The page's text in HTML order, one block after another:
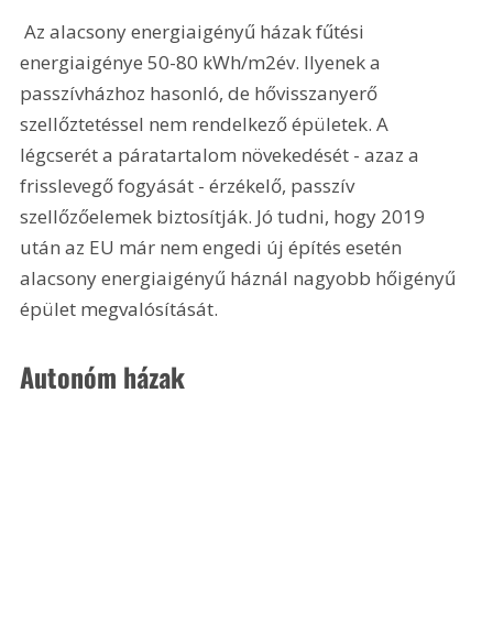
Az alacsony energiaigényű házak fűtési
energiaigénye 50-80 kWh/m2év. Ilyenek a
passzívházhoz hasonló, de hővisszanyerő
szellőztetéssel nem rendelkező épületek. A
légcserét a páratartalom növekedését - azaz a
frisslevegő fogyását - érzékelő, passzív
szellőzőelemek biztosítják. Jó tudni, hogy 2019
után az EU már nem engedi új építés esetén
alacsony energiaigényű háznál nagyobb hőigényű
épület megvalósítását.
Autonóm házak